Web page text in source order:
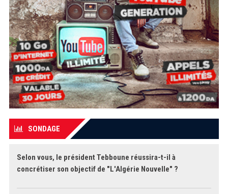
SONDAGE
Selon vous, le président Tebboune réussira-t-il à
concrétiser son objectif de "L'Algérie Nouvelle" ?